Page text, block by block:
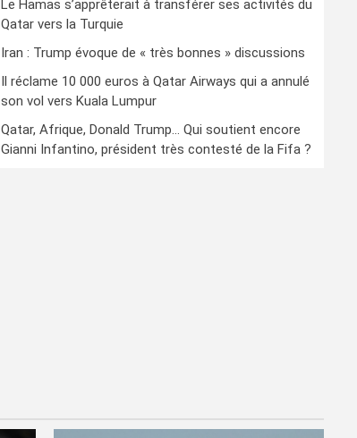
Le Hamas s’apprêterait à transférer ses activités du
Qatar vers la Turquie
Iran : Trump évoque de « très bonnes » discussions
Il réclame 10 000 euros à Qatar Airways qui a annulé
son vol vers Kuala Lumpur
Qatar, Afrique, Donald Trump… Qui soutient encore
Gianni Infantino, président très contesté de la Fifa ?